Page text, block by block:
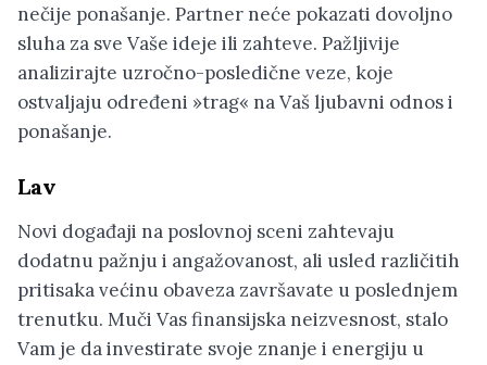
nečije ponašanje. Partner neće pokazati dovoljno
sluha za sve Vaše ideje ili zahteve. Pažljivije
analizirajte uzročno-posledične veze, koje
ostvaljaju određeni »trag« na Vaš ljubavni odnos i
ponašanje.
Lav
Novi događaji na poslovnoj sceni zahtevaju
dodatnu pažnju i angažovanost, ali usled različitih
pritisaka većinu obaveza završavate u poslednjem
trenutku. Muči Vas finansijska neizvesnost, stalo
Vam je da investirate svoje znanje i energiju u